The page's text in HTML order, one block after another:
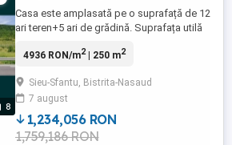
8
Casa este amplasată pe o suprafață de 12
ari teren+5 ari de grădină. Suprafața utilă
Parter : living , spațiu de servit masa ,
termică ( centrală peleți , panouri solare ,
mașină de spălat și uscat rufe). Încălzirea
se face ...
4936 RON/m2| 250 m2
Sieu-Sfantu, Bistrita-Nasaud
7 august
1,234,056 RON
1,759,186 RON